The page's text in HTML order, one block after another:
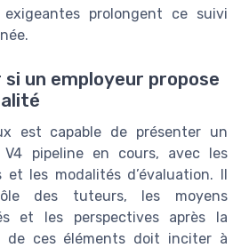
prolongent ce suivi
un employeur propose
est capable de présenter un
pipeline en cours, avec les
et les modalités d’évaluation. Il
des tuteurs, les moyens
et les perspectives après la
de ces éléments doit inciter à